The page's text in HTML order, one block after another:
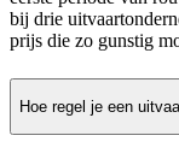
bij drie
prijs die zo gunstig
Hoe regel je een